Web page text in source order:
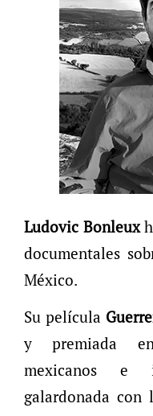
Ludovic Bonleux
documentales
México.
Su película
y premiada
mexicanos e
galardonada con